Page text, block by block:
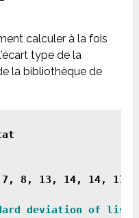
calculer à la fois
type de la
la bibliothèque de
8, 13, 14, 14, 17,
deviation of list